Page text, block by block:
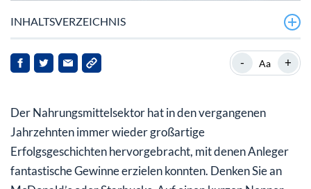
INHALTSVERZEICHNIS
Chipotle Mexican Grill: Vorreiter des „Casual Food”
Analystenerwartungen übertroffen
Imposanter Aufwärtstrend vor der Fortsetzung
- Aa +
Der Nahrungsmittelsektor hat in den vergangenen
Jahrzehnten immer wieder großartige
Erfolgsgeschichten hervorgebracht, mit denen Anleger
fantastische Gewinne erzielen konnten. Denken Sie an